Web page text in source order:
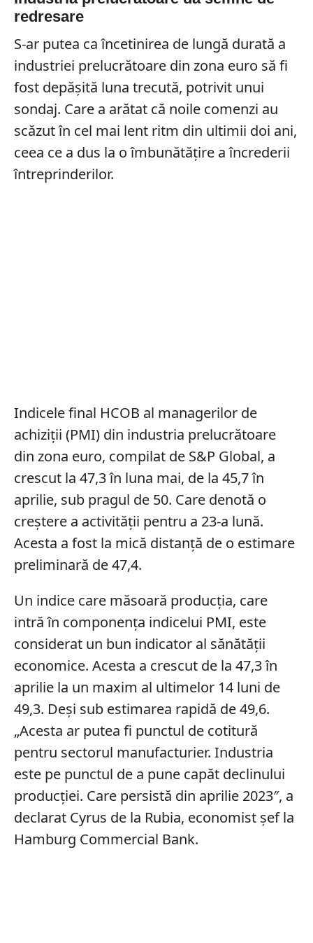
redresare
S-ar putea ca încetinirea de lungă durată a
industriei prelucrătoare din zona euro să fi
fost depășită luna trecută, potrivit unui
sondaj. Care a arătat că noile comenzi au
scăzut în cel mai lent ritm din ultimii doi ani,
ceea ce a dus la o îmbunătățire a încrederii
întreprinderilor.
Indicele final HCOB al managerilor de
achiziții (PMI) din industria prelucrătoare
din zona euro, compilat de S&P Global, a
crescut la 47,3 în luna mai, de la 45,7 în
aprilie, sub pragul de 50. Care denotă o
creștere a activității pentru a 23-a lună.
Acesta a fost la mică distanță de o estimare
preliminară de 47,4.
Un indice care măsoară producția, care
intră în componența indicelui PMI, este
considerat un bun indicator al sănătății
economice. Acesta a crescut de la 47,3 în
aprilie la un maxim al ultimelor 14 luni de
49,3. Deși sub estimarea rapidă de 49,6.
„Acesta ar putea fi punctul de cotitură
pentru sectorul manufacturier. Industria
este pe punctul de a pune capăt declinului
producției. Care persistă din aprilie 2023″, a
declarat Cyrus de la Rubia, economist șef la
Hamburg Commercial Bank.